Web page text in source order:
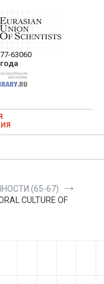
Ученых —
статей в
журнале
63060
научных статей в
журнале
(65-67)
CULTURE OF